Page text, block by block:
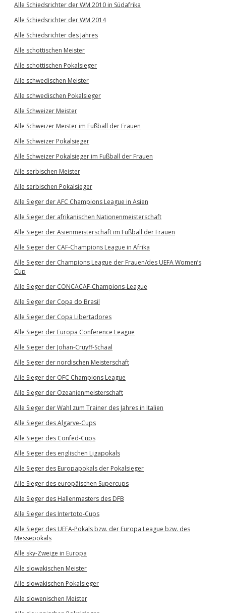
Alle Schiedsrichter der WM 2010 in Südafrika
Alle Schiedsrichter der WM 2014
Alle Schiedsrichter des Jahres
Alle schottischen Meister
Alle schottischen Pokalsieger
Alle schwedischen Meister
Alle schwedischen Pokalsieger
Alle Schweizer Meister
Alle Schweizer Meister im Fußball der Frauen
Alle Schweizer Pokalsieger
Alle Schweizer Pokalsieger im Fußball der Frauen
Alle serbischen Meister
Alle serbischen Pokalsieger
Alle Sieger der AFC Champions League in Asien
Alle Sieger der afrikanischen Nationenmeisterschaft
Alle Sieger der Asienmeisterschaft im Fußball der Frauen
Alle Sieger der CAF-Champions League in Afrika
Alle Sieger der Champions League der Frauen/des UEFA Women’s
Cup
Alle Sieger der CONCACAF-Champions-League
Alle Sieger der Copa do Brasil
Alle Sieger der Copa Libertadores
Alle Sieger der Europa Conference League
Alle Sieger der Johan-Cruyff-Schaal
Alle Sieger der nordischen Meisterschaft
Alle Sieger der OFC Champions League
Alle Sieger der Ozeanienmeisterschaft
Alle Sieger der Wahl zum Trainer des Jahres in Italien
Alle Sieger des Algarve-Cups
Alle Sieger des Confed-Cups
Alle Sieger des englischen Ligapokals
Alle Sieger des Europapokals der Pokalsieger
Alle Sieger des europäischen Supercups
Alle Sieger des Hallenmasters des DFB
Alle Sieger des Intertoto-Cups
Alle Sieger des UEFA-Pokals bzw. der Europa League bzw. des
Messepokals
Alle sky-Zweige in Europa
Alle slowakischen Meister
Alle slowakischen Pokalsieger
Alle slowenischen Meister